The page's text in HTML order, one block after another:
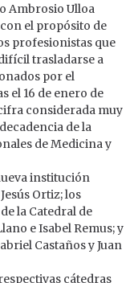
Ambrosio Ulloa
el propósito de
profesionistas que
trasladarse a
por el
el 16 de enero de
considerada muy
de la
de Medicina y
institución
Ortiz; los
la Catedral de
e Isabel Remus; y
Castaños y Juan
cátedras